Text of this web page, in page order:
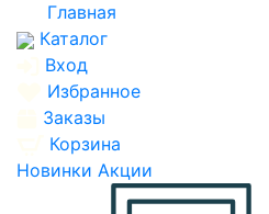
Главная
Каталог
Вход
Избранное
Заказы
Корзина
Новинки Акции